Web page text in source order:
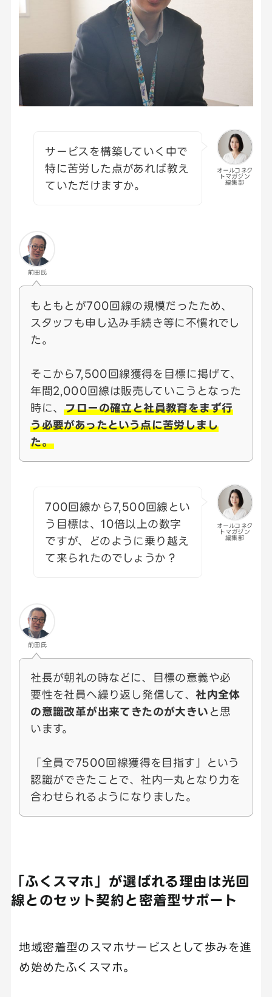
オールコネク
トマガジン
編集部
サービスを構築していく中で
特に苦労した点があれば教え
ていただけますか。
前田氏
もともとが700回線の規模だったため、
スタッフも申し込み手続き等に不慣れでし
た。
そこから7,500回線獲得を目標に掲げて、
年間2,000回線は販売していこうとなった
時に、フローの確立と社員教育をまず行
う必要があったという点に苦労しまし
た。
オールコネク
トマガジン
編集部
700回線から7,500回線とい
う目標は、10倍以上の数字
ですが、どのように乗り越え
て来られたのでしょうか？
前田氏
社長が朝礼の時などに、目標の意義や必
要性を社員へ繰り返し発信して、社内全体
の意識改革が出来てきたのが大きい と思
います。
「全員で7500回線獲得を目指す」という
認識ができたことで、社内一丸となり力を
合わせられるようになりました。
「ふくスマホ」が選ばれる理由は光回
線とのセット契約と密着型サポート
地域密着型のスマホサービスとして歩みを進
め始めたふくスマホ。